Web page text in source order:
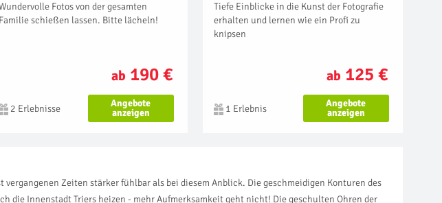
Fotos von der gesamten
Familie schießen lassen. Bitte lächeln!
ab 190 €
2 Erlebnisse
Angebote
anzeigen
Tiefe Einblicke in die Kunst der Fotografie
erhalten und lernen wie ein Profi zu
knipsen
ab 125 €
1 Erlebnis
Angebote
anzeigen
Zeiten stärker fühlbar als bei diesem Anblick. Die geschmeidigen Konturen des
die Innenstadt Triers heizen - mehr Aufmerksamkeit geht nicht! Die geschulten Ohren der